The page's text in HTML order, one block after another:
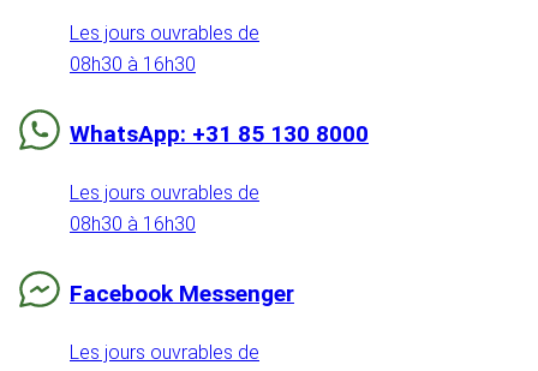
Les jours ouvrables de
08h30 à 16h30
WhatsApp: +31 85 130 8000
Les jours ouvrables de
08h30 à 16h30
Facebook Messenger
Les jours ouvrables de